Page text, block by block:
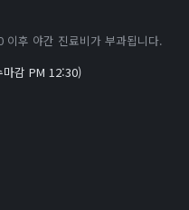
이후 야간 진료비가 부과됩니다.
감 PM 12:30)